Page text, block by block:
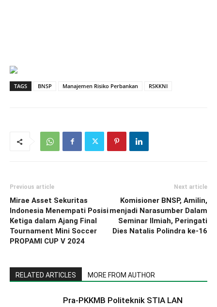
TAGS BNSP Manajemen Risiko Perbankan RSKKNI
Previous article
Mirae Asset Sekuritas
Indonesia Menempati Posisi
Ketiga dalam Ajang Final
Tournament Mini Soccer
PROPAMI CUP V 2024
Next article
Komisioner BNSP, Amilin,
menjadi Narasumber Dalam
Seminar Ilmiah, Peringati
Dies Natalis Polindra ke-16
RELATED ARTICLES MORE FROM AUTHOR
Pra-PKKMB Politeknik STIA LAN